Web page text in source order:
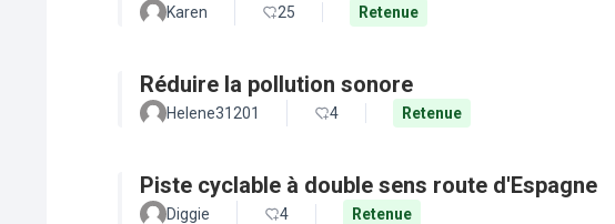
Karen 25 Retenue
Réduire la pollution sonore
Helene31201 4 Retenue
Piste cyclable à double sens route d'Espagne
Diggie 4 Retenue